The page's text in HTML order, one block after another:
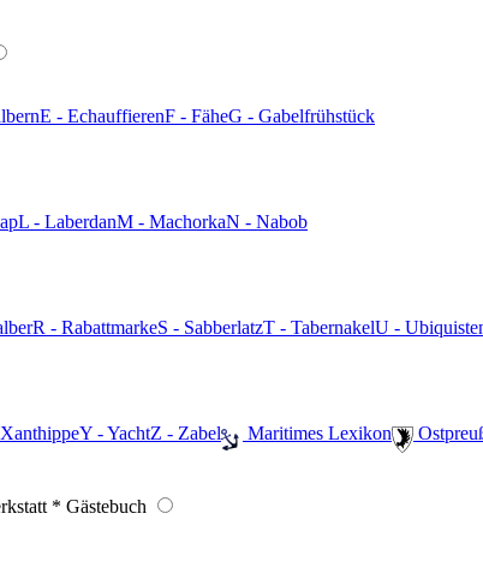
E - EchauffierenF - FäheG - Gabelfrühstück
L - LaberdanM - MachorkaN - Nabob
R - RabattmarkeS - SabberlatzT - TabernakelU -
Y - YachtZ - Zabel ️ Maritimes Lexikon
* Gästebuch